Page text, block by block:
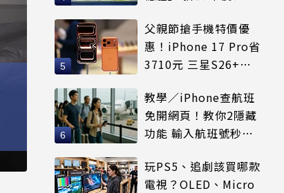
父親節搶手機特價優
惠！iPhone 17 Pro省
3710元 三星S26+狂
教學／iPhone查航班
免開網頁！教你2隱藏
功能 輸入航班號秒看
玩PS5、追劇該買哪款
電視？OLED、Micro